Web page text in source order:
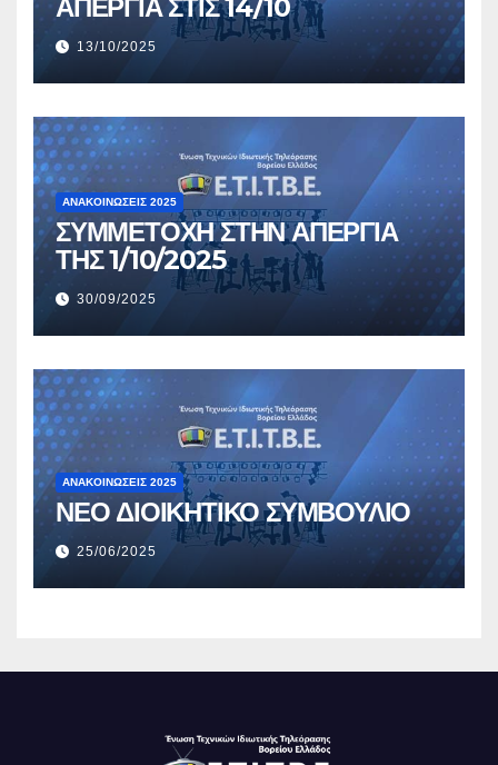
ΑΠΕΡΓΙΑ ΣΤΙΣ 14/10
13/10/2025
ΑΝΑΚΟΙΝΏΣΕΙΣ 2025
ΣΥΜΜΕΤΟΧΗ ΣΤΗΝ ΑΠΕΡΓΙΑ
ΤΗΣ 1/10/2025
30/09/2025
ΑΝΑΚΟΙΝΏΣΕΙΣ 2025
ΝΕΟ ΔΙΟΙΚΗΤΙΚΟ ΣΥΜΒΟΥΛΙΟ
25/06/2025